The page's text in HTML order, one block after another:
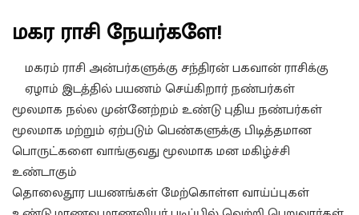
மகர ராசி நேயர்களே!
மகரம் ராசி அன்பர்களுக்கு சந்திரன் பகவான் ராசிக்கு
ஏழாம் இடத்தில் பயணம் செய்கிறார் நண்பர்கள்
மூலமாக நல்ல முன்னேற்றம் உண்டு புதிய நண்பர்கள்
மூலமாக மற்றும் ஏற்படும் பெண்களுக்கு பிடித்தமான
பொருட்களை வாங்குவது மூலமாக மன மகிழ்ச்சி
உண்டாகும்
தொலைதூர பயணங்கள் மேற்கொள்ள வாய்ப்புகள்